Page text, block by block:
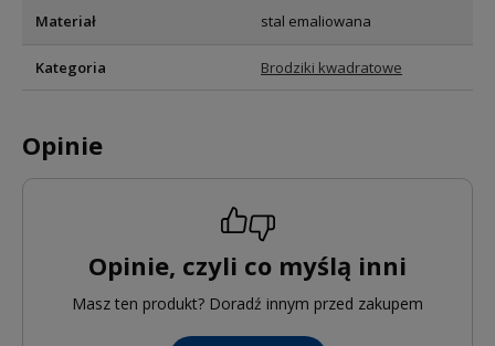
Materiał stal emaliowana
Kategoria Brodziki kwadratowe
Opinie
Opinie, czyli co myślą inni
Masz ten produkt? Doradź innym przed zakupem